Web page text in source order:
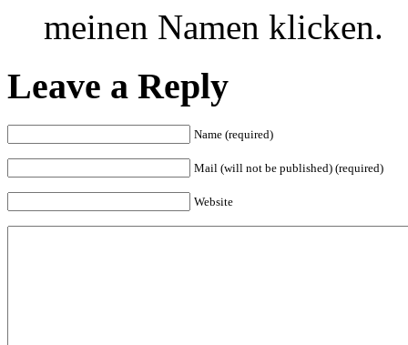
meinen Namen klicken.
Leave a Reply
Name (required)
Mail (will not be published) (required)
Website